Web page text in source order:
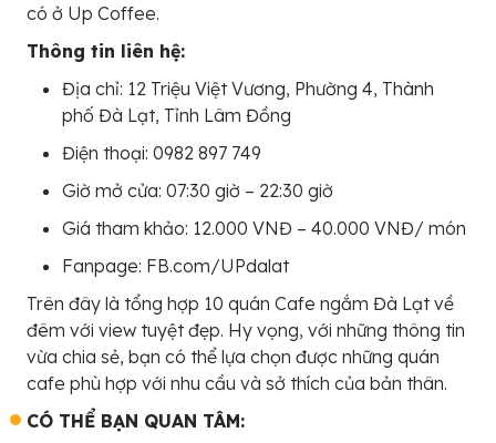
có ở Up Coffee.
Thông tin liên hệ:
Địa chỉ: 12 Triệu Việt Vương, Phường 4, Thành
phố Đà Lạt, Tỉnh Lâm Đồng
Điện thoại: 0982 897 749
Giờ mở cửa: 07:30 giờ – 22:30 giờ
Giá tham khảo: 12.000 VNĐ – 40.000 VNĐ/ món
Fanpage: FB.com/UPdalat
Trên đây là tổng hợp 10 quán Cafe ngắm Đà Lạt về
đêm với view tuyệt đẹp. Hy vọng, với những thông tin
vừa chia sẻ, bạn có thể lựa chọn được những quán
cafe phù hợp với nhu cầu và sở thích của bản thân.
CÓ THỂ BẠN QUAN TÂM: